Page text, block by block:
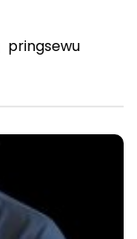
pringsewu